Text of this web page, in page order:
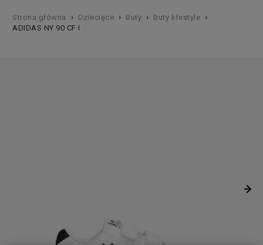
Strona główna › Dziecięce › Buty › Buty lifestyle ›
ADIDAS NY 90 CF I